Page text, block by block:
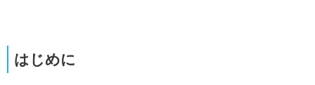
はじめに